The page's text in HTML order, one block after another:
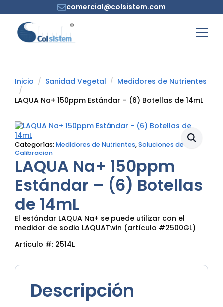
comercial@colsistem.com
Inicio Sanidad Vegetal
Medidores de Nutrientes
LAQUA Na+ 150ppm Estándar – (6) Botellas de 14mL
Categorías: Medidores de Nutrientes,Soluciones de
Calibracion
LAQUA Na+ 150ppm
Estándar – (6) Botellas
de 14mL
El estándar LAQUA Na+ se puede utilizar con el
medidor de sodio LAQUATwin (artículo #2500GL)
Articulo #: 2514L
Descripción